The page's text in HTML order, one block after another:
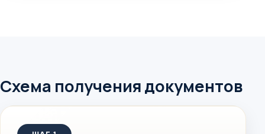
Схема получения документов